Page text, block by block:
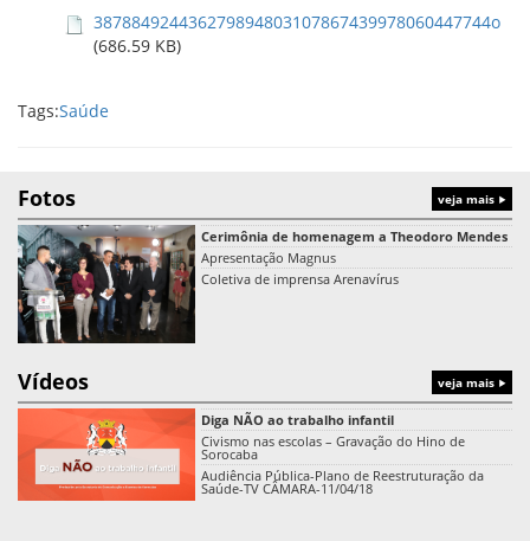
387884924436279894803107867439978060447744o
(686.59 KB)
Tags:Saúde
Fotos veja mais
Cerimônia de homenagem a Theodoro Mendes
Apresentação Magnus
Coletiva de imprensa Arenavírus
Vídeos veja mais
Diga NÃO ao trabalho infantil
Civismo nas escolas – Gravação do Hino de
Sorocaba
Audiência Pública-Plano de Reestruturação da
Saúde-TV CÂMARA-11/04/18